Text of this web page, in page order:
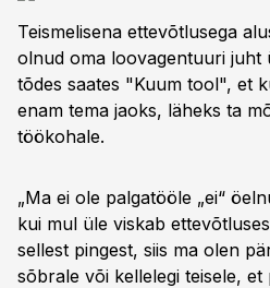
Teismelisena ettevõtlusega
olnud oma loovagentuuri juht
tõdes saates "Kuum tool", et
enam tema jaoks, läheks ta
töökohale.
„Ma ei ole palgatööle „ei“
kui mul üle viskab
sellest pingest, siis ma olen
sõbrale või kellelegi teisele,